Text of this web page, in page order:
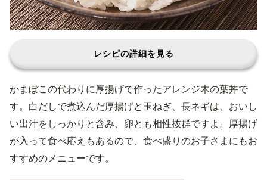
レシピの詳細を見る
かまぼこの代わりに厚揚げで作ったアレンジ木の葉丼で
す。白だしで煮込んだ厚揚げと玉ねぎ、長ネギは、おいし
い出汁をしっかりと含み、卵とも相性抜群ですよ。厚揚げ
が入って食べ応えもあるので、食べ盛りのお子さまにもお
すすめのメニューです。